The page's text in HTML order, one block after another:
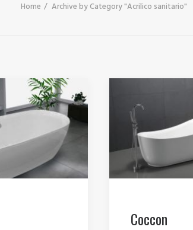
Home Archive by Category "Acrilico sanitario"
Coccon